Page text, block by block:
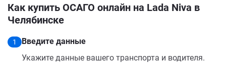
Как купить ОСАГО онлайн на Lada Niva в
Челябинске
1
Введите данные
Укажите данные вашего транспорта и водителя.